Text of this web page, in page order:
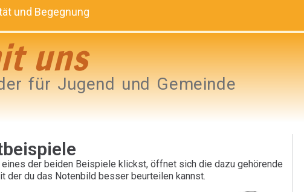
und Begegnung
uns
für Jugend und Gemeinde
eines der beiden Beispiele klickst, öffnet sich die dazu gehörende
der du das Notenbild besser beurteilen kannst.